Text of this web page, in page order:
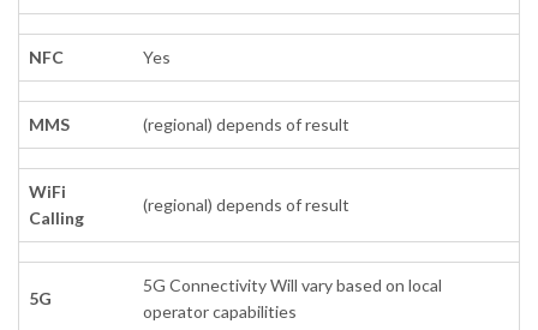
NFC Yes
MMS (regional) depends of result
WiFi
Calling
(regional) depends of result
5G
5G Connectivity Will vary based on local
operator capabilities